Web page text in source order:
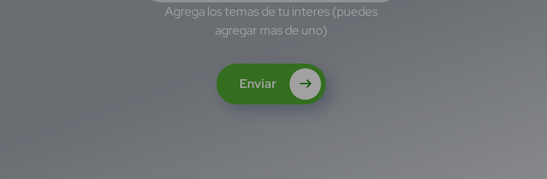
Agrega los temas de tu interes (puedes
agregar mas de uno)
Enviar